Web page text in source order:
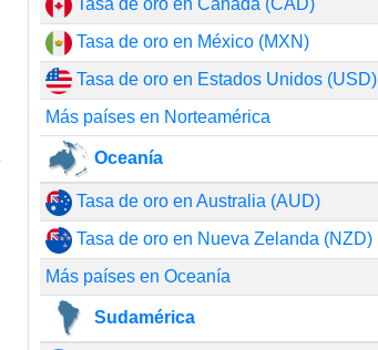
Tasa de oro en Canadá (CAD)
Tasa de oro en México (MXN)
Tasa de oro en Estados Unidos (USD)
Más países en Norteamérica
Oceanía
Tasa de oro en Australia (AUD)
Tasa de oro en Nueva Zelanda (NZD)
Más países en Oceanía
Sudamérica